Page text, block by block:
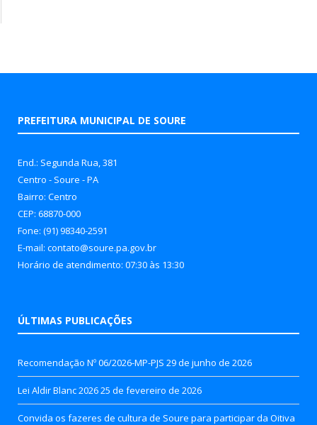
PREFEITURA MUNICIPAL DE SOURE
End.: Segunda Rua, 381
Centro - Soure - PA
Bairro: Centro
CEP: 68870-000
Fone: (91) 98340-2591
E-mail: contato@soure.pa.gov.br
Horário de atendimento: 07:30 às 13:30
ÚLTIMAS PUBLICAÇÕES
Recomendação Nº 06/2026-MP-PJS 29 de junho de 2026
Lei Aldir Blanc 202625 de fevereiro de 2026
Convida os fazeres de cultura de Soure para participar da Oitiva